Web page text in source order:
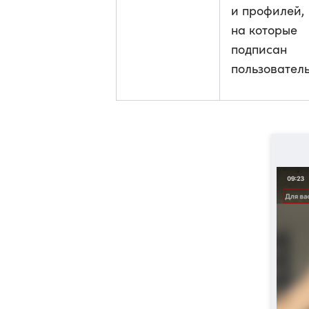
и профилей,
на которые
подписан